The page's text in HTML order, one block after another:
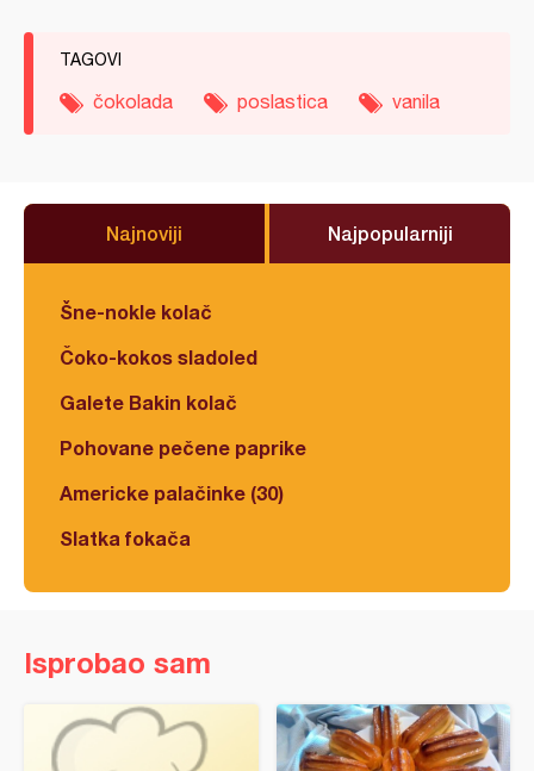
TAGOVI
čokolada poslastica vanila
Najnoviji Najpopularniji
Šne-nokle kolač
Čoko-kokos sladoled
Galete Bakin kolač
Pohovane pečene paprike
Americke palačinke (30)
Slatka fokača
Isprobao sam